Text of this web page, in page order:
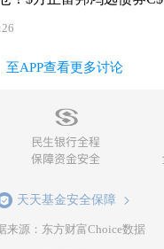
至APP查看更多讨论
天天基金安全保障
来源：东方财富Choice数据